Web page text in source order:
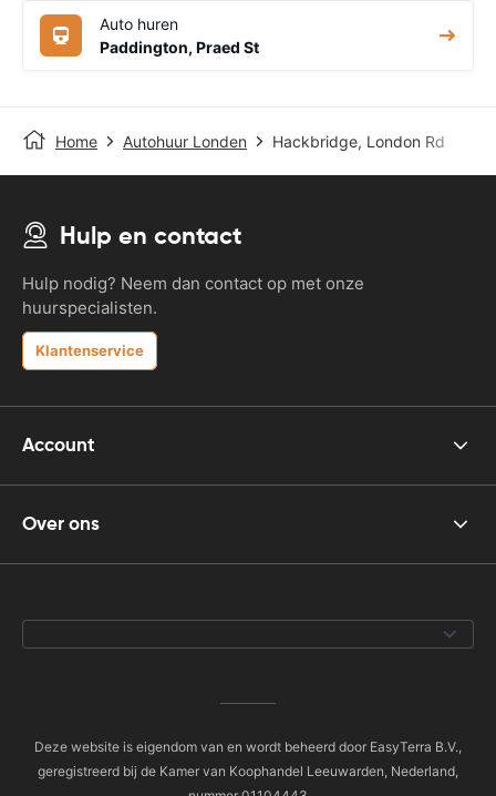
Auto huren
Paddington, Praed St
Home Autohuur Londen Hackbridge, London Rd
Hulp en contact
Hulp nodig? Neem dan contact op met onze
huurspecialisten.
Klantenservice
Account
Over ons
Deze website is eigendom van en wordt beheerd door EasyTerra B.V.,
geregistreerd bij de Kamer van Koophandel Leeuwarden, Nederland,